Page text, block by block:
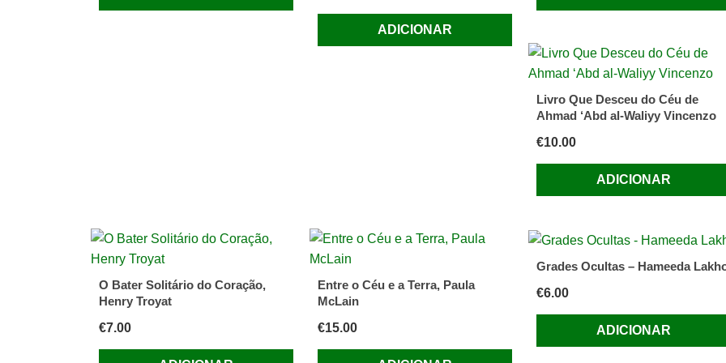
ADICIONAR
Livro Que Desceu do Céu de
Ahmad ‘Abd al-Waliyy Vincenzo
€10.00
ADICIONAR
O Bater Solitário do Coração,
Henry Troyat
€7.00
Entre o Céu e a Terra, Paula
McLain
€15.00
Grades Ocultas – Hameeda
€6.00
ADICIONAR